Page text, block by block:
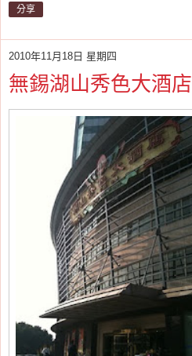
分享
2010年11月18日 星期四
無錫湖山秀色大酒店